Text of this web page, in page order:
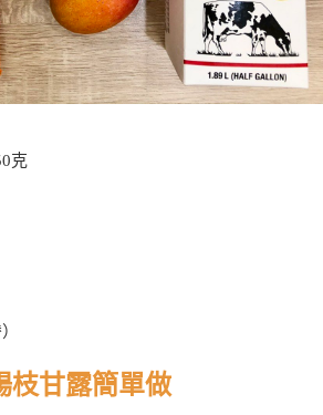
克
枝甘露簡單做